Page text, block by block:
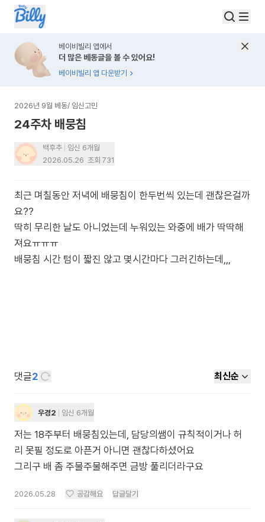
베이비빌리 앱에서
더 많은 베동글을 볼 수 있어요!
베이비빌리 앱 다운받기
2026년 9월 베동/ 임신고민
24주차 배뭉침
백후추
임신 6개월
2026.05.26 조회 731
최근 며칠동안 저녁에 배뭉침이 한두번씩 있는데 괜찮은걸까
요??
딱히 무리한 날도 아니었는데 누워있는 와중에 배가 딱딱해
져요ㅠㅠㅠ
배뭉침 시간 텀이 짧진 않고 몇시간마다 그러긴하는데,,,
댓글2 최신순
우경2 임신 6개월
저는 18주부터 배뭉침있는데, 담당의쌤이 규칙적이거나 허
리 못필 정도로 아픈거 아니면 괜찮다하셨어요
그리구 배 좀 주물주물해주면 금방 풀리더라구요
2026.05.28 공감해요 답글달기